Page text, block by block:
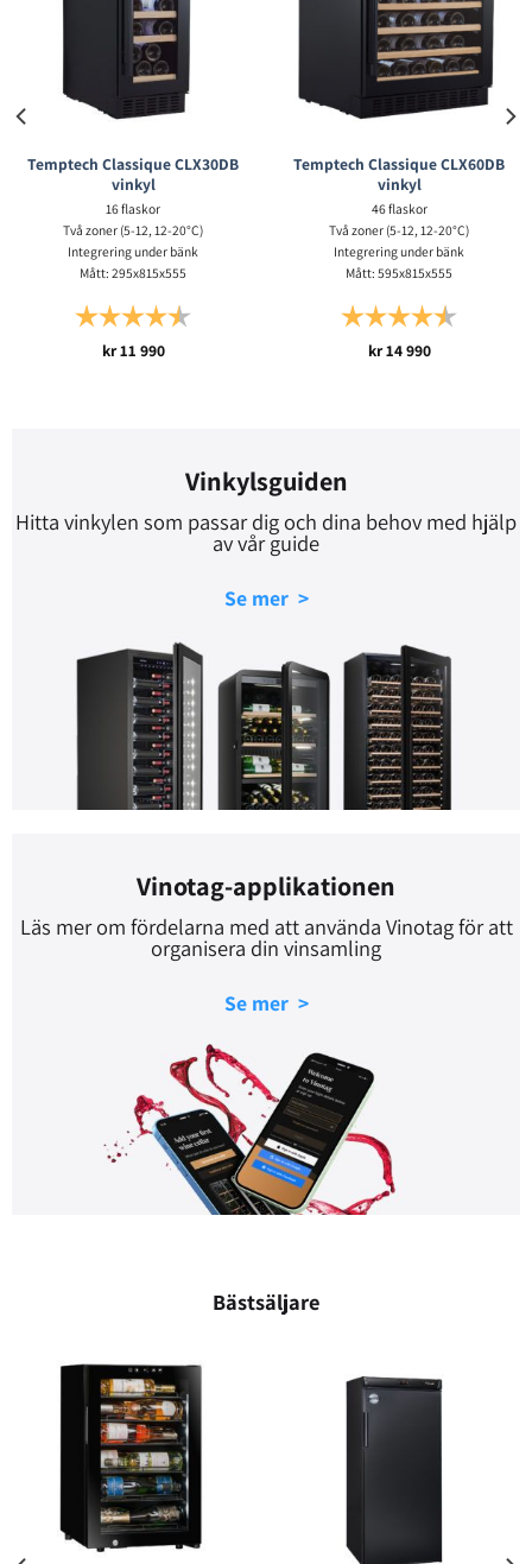
Temptech Classique CLX30DB
vinkyl
16 flaskor
Två zoner (5-12, 12-20°C)
Integrering under bänk
Mått: 295x815x555
Betyg:
kr11 990
Temptech Classique CLX60DB
vinkyl
46 flaskor
Två zoner (5-12, 12-20°C)
Integrering under bänk
Mått: 595x815x555
Betyg:
kr14 990
Vinkylsguiden
Hitta vinkylen som passar dig och dina behov med hjälp
av vår guide
Se mer >
Vinotag-applikationen
Läs mer om fördelarna med att använda Vinotag för att
organisera din vinsamling
Se mer >
Bästsäljare